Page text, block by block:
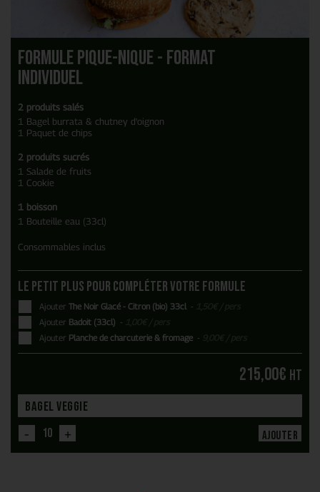
Formule Pique-Nique - Format
Individuel
2 produits salés
1 Bagel burrata & chutney d'oignon
1 Paquet de chips
2 produits sucrés
1 Salade de fruits
1 Cookie
1 boisson
1 Bouteille eau (33cl)
Consommables inclus
Le petit plus pour compléter votre formule
Ajouter The Noir Glacé - Citron (bio) 33cl -
Ajouter Badoit (33cl) -
Ajouter Planche de charcuterie & fromage -
215,00€ HT
- + Ajouter